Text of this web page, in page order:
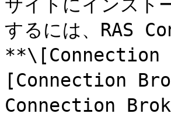
サイトにインス
するには、RAS
**\[Connection
[Connection
Connection